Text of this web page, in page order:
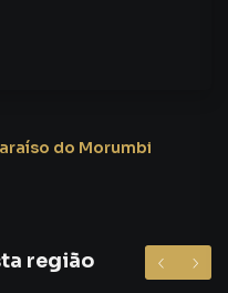
do Morumbi
região